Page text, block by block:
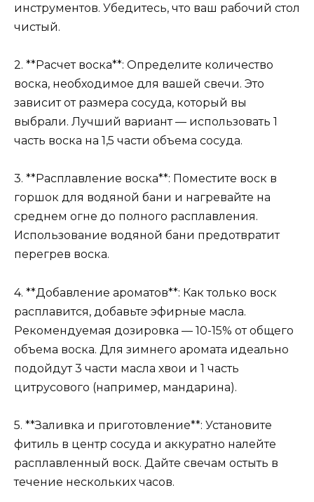
инструментов. Убедитесь, что ваш рабочий стол
чистый.
2. **Расчет воска**: Определите количество
воска, необходимое для вашей свечи. Это
зависит от размера сосуда, который вы
выбрали. Лучший вариант — использовать 1
часть воска на 1,5 части объема сосуда.
3. **Расплавление воска**: Поместите воск в
горшок для водяной бани и нагревайте на
среднем огне до полного расплавления.
Использование водяной бани предотвратит
перегрев воска.
4. **Добавление ароматов**: Как только воск
расплавится, добавьте эфирные масла.
Рекомендуемая дозировка — 10-15% от общего
объема воска. Для зимнего аромата идеально
подойдут 3 части масла хвои и 1 часть
цитрусового (например, мандарина).
5. **Заливка и приготовление**: Установите
фитиль в центр сосуда и аккуратно налейте
расплавленный воск. Дайте свечам остыть в
течение нескольких часов.